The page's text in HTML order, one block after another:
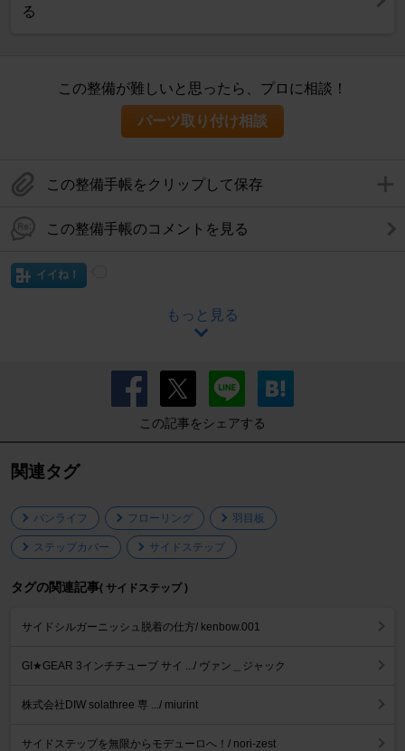
る
この整備が難しいと思ったら、プロに相談！
パーツ取り付け相談
この整備手帳をクリップして保存
この整備手帳のコメントを見る
イイね！
もっと見る
この記事をシェアする
関連タグ
バンライフ フローリング 羽目板
ステップカバー サイドステップ
タグの関連記事( サイドステップ )
サイドシルガーニッシュ脱着の仕方/ kenbow.001
GI★GEAR 3インチチューブ サイ .../ ヴァン＿ジャック
株式会社DIW solathree 専 .../ miurint
サイドステップを無限からモデューロへ！/ nori-zest